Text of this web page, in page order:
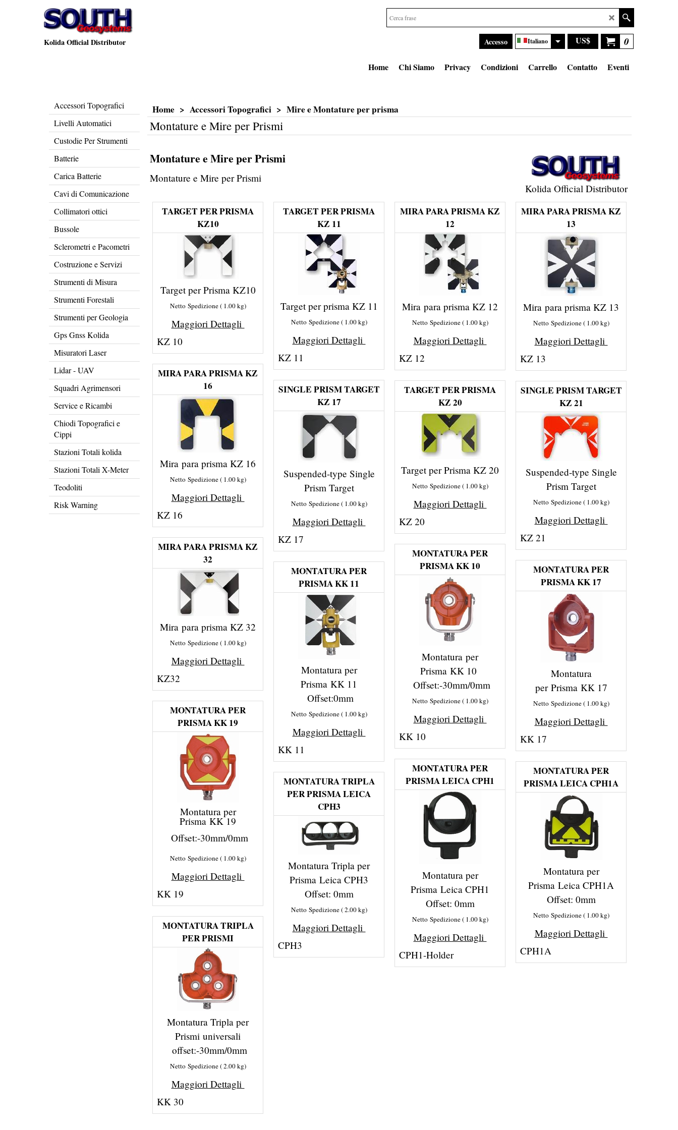
Kolida Official Distributor 0
US$
Italiano
Accesso
Home Chi Siamo Privacy Condizioni Carrello Contatto Eventi
Accessori Topografici
Livelli Automatici
Custodie Per Strumenti
Batterie
Carica Batterie
Cavi di Comunicazione
Collimatori ottici
Bussole
Sclerometri e Pacometri
Costruzione e Servizi
Strumenti di Misura
Strumenti Forestali
Strumenti per Geologia
Gps Gnss Kolida
Misuratori Laser
Lidar - UAV
Squadri Agrimensori
Service e Ricambi
Chiodi Topografici e
Cippi
Stazioni Totali kolida
Stazioni Totali X-Meter
Teodoliti
Risk Warning
Home > Accessori Topografici > Mire e Montature per prisma
Montature e Mire per Prismi
Kolida Official Distributor
Montature e Mire per Prismi
Montature e Mire per Prismi
TARGET PER PRISMA
KZ10
Target per Prisma KZ10
Netto Spedizione 1.00kg
Maggiori Dettagli
KZ 10
TARGET PER PRISMA
KZ 11
Target per prisma KZ 11
Netto Spedizione 1.00kg
Maggiori Dettagli
KZ 11
MIRA PARA PRISMA KZ
12
Mira para prisma KZ 12
Netto Spedizione 1.00kg
Maggiori Dettagli
KZ 12
MIRA PARA PRISMA KZ
13
Mira para prisma KZ 13
Netto Spedizione 1.00kg
Maggiori Dettagli
KZ 13
MIRA PARA PRISMA KZ
16
Mira para prisma KZ 16
Netto Spedizione 1.00kg
Maggiori Dettagli
KZ 16
SINGLE PRISM TARGET
KZ 17
Suspended-type Single
Prism Target
Netto Spedizione 1.00kg
Maggiori Dettagli
KZ 17
TARGET PER PRISMA
KZ 20
Target per Prisma KZ 20
Netto Spedizione 1.00kg
Maggiori Dettagli
KZ 20
SINGLE PRISM TARGET
KZ 21
Suspended-type Single
Prism Target
Netto Spedizione 1.00kg
Maggiori Dettagli
KZ 21
MIRA PARA PRISMA KZ
32
Mira para prisma KZ 32
Netto Spedizione 1.00kg
Maggiori Dettagli
KZ32
MONTATURA PER
PRISMA KK 10
Montatura per
Prisma KK 10
Offset:-30mm/0mm
Netto Spedizione 1.00kg
Maggiori Dettagli
KK 10
MONTATURA PER
PRISMA KK 17
Montatura
per Prisma KK 17
Netto Spedizione 1.00kg
Maggiori Dettagli
KK 17
MONTATURA PER
PRISMA KK 11
Montatura per
Prisma KK 11
Offset:0mm
Netto Spedizione 1.00kg
Maggiori Dettagli
KK 11
MONTATURA PER
PRISMA KK 19
Montatura per
Prisma KK 19
Offset:-30mm/0mm
Netto Spedizione 1.00kg
Maggiori Dettagli
KK 19
MONTATURA PER
PRISMA LEICA CPH1
Montatura per
Prisma Leica CPH1
Offset: 0mm
Netto Spedizione 1.00kg
Maggiori Dettagli
CPH1-Holder
MONTATURA PER
PRISMA LEICA CPH1A
Montatura per
Prisma Leica CPH1A
Offset: 0mm
Netto Spedizione 1.00kg
Maggiori Dettagli
CPH1A
MONTATURA TRIPLA
PER PRISMA LEICA
CPH3
Montatura Tripla per
Prisma Leica CPH3
Offset: 0mm
Netto Spedizione 2.00kg
Maggiori Dettagli
CPH3
MONTATURA TRIPLA
PER PRISMI
Montatura Tripla per
Prismi universali
offset:-30mm/0mm
Netto Spedizione 2.00kg
Maggiori Dettagli
KK 30